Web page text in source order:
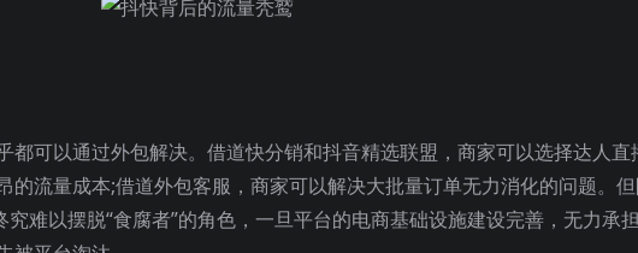
都可以通过外包解决。借道快分销和抖音精选联盟，商家可以选择达人直
的流量成本;借道外包客服，商家可以解决大批量订单无力消化的问题。
究难以摆脱“食腐者”的角色，一旦平台的电商基础设施建设完善，无力承